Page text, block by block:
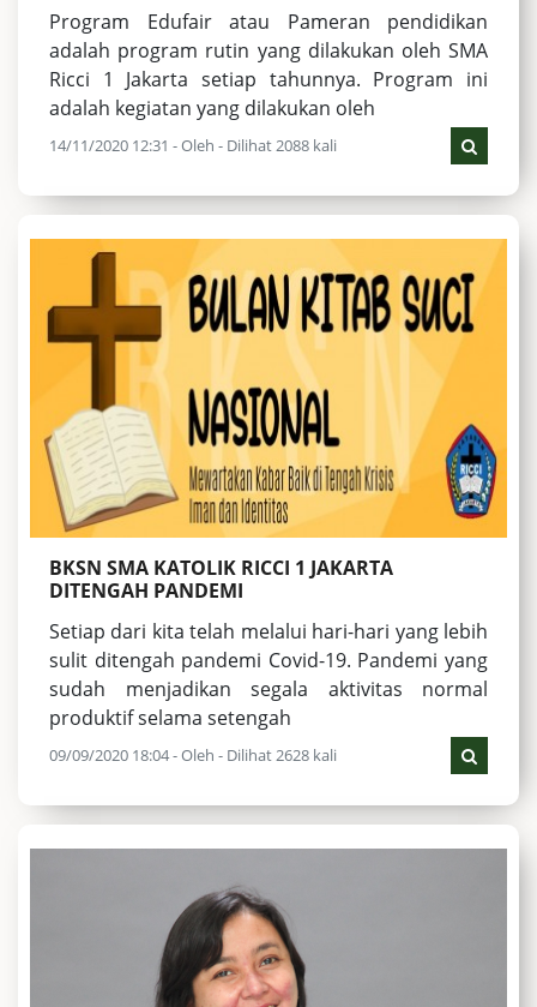
Program Edufair atau Pameran pendidikan
adalah program rutin yang dilakukan oleh SMA
Ricci 1 Jakarta setiap tahunnya. Program ini
adalah kegiatan yang dilakukan oleh
14/11/2020 12:31 - Oleh - Dilihat 2088 kali
BKSN SMA KATOLIK RICCI 1 JAKARTA
DITENGAH PANDEMI
Setiap dari kita telah melalui hari-hari yang lebih
sulit ditengah pandemi Covid-19. Pandemi yang
sudah menjadikan segala aktivitas normal
produktif selama setengah
09/09/2020 18:04 - Oleh - Dilihat 2628 kali